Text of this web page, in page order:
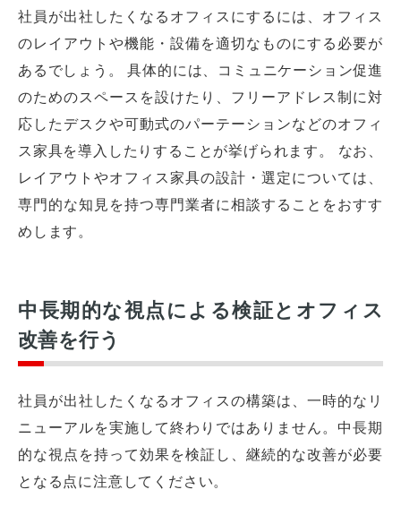
社員が出社したくなるオフィスにするには、オフィス
のレイアウトや機能・設備を適切なものにする必要が
あるでしょう。 具体的には、コミュニケーション促進
のためのスペースを設けたり、フリーアドレス制に対
応したデスクや可動式のパーテーションなどのオフィ
ス家具を導入したりすることが挙げられます。 なお、
レイアウトやオフィス家具の設計・選定については、
専門的な知見を持つ専門業者に相談することをおすす
めします。
中長期的な視点による検証とオフィス
改善を行う
社員が出社したくなるオフィスの構築は、一時的なリ
ニューアルを実施して終わりではありません。中長期
的な視点を持って効果を検証し、継続的な改善が必要
となる点に注意してください。